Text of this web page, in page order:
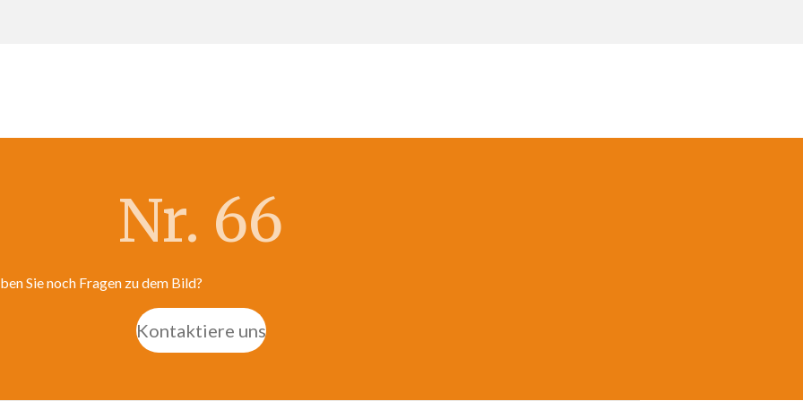
Nr. 66
Sie noch Fragen zu dem Bild?
Kontaktiere uns